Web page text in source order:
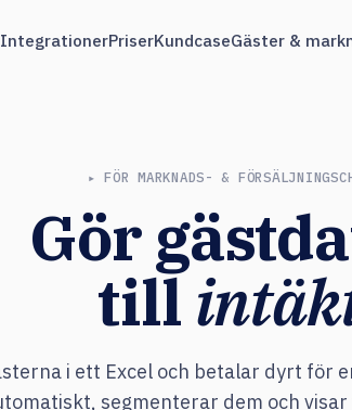
IntegrationerPriserKundcaseGäster &
▸ FÖR MARKNADS- &
Gör
till
i ett Excel och betalar dyrt för
segmenterar dem och